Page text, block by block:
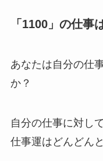
「1100」の仕事
あなたは自分の仕
か？
自分の仕事に対し
仕事運はどんどん